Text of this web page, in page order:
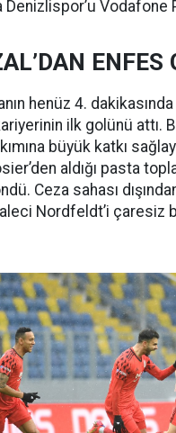
Denizlispor’u Vodafone
ENFES
henüz 4.
ilk golünü attı.
büyük katkı
aldığı pasta
Ceza sahası
Nordfeldt’i çaresiz